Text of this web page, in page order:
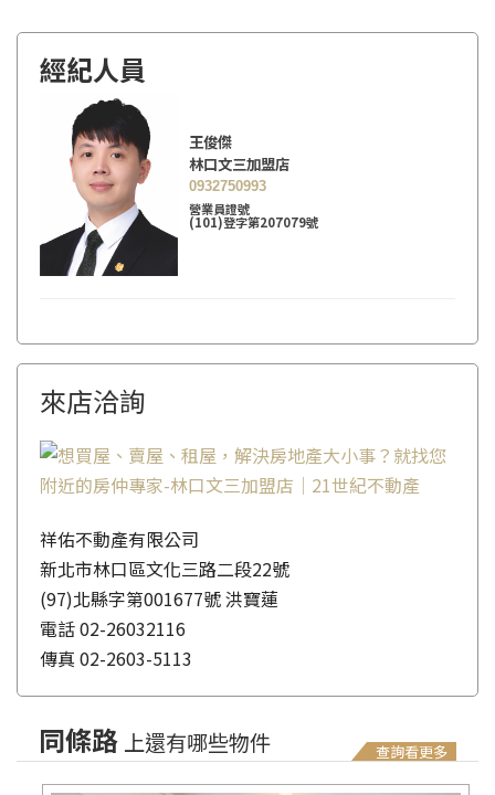
經紀人員
王俊傑
林口文三加盟店
0932750993
營業員證號
(101)登字第207079號
來店洽詢
祥佑不動產有限公司
新北市林口區文化三路二段22號
(97)北縣字第001677號 洪寶蓮
電話02-26032116
傳真02-2603-5113
查詢看更多
同條路 上還有哪些物件